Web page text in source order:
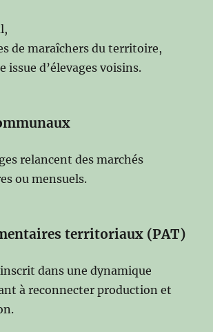
de maraîchers du territoire,
issue d’élevages voisins.
relancent des marchés
ou mensuels.
territoriaux (PAT)
dans une dynamique
à reconnecter production et